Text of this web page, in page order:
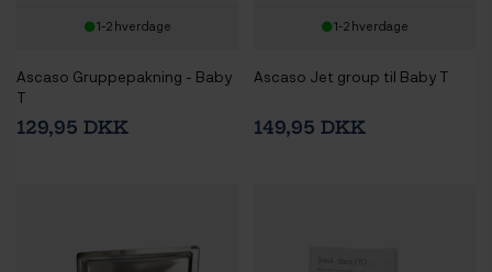
1-2 hverdage
Ascaso Gruppepakning - Baby
T
129,95 DKK
1-2 hverdage
Ascaso Jet group til Baby T
149,95 DKK